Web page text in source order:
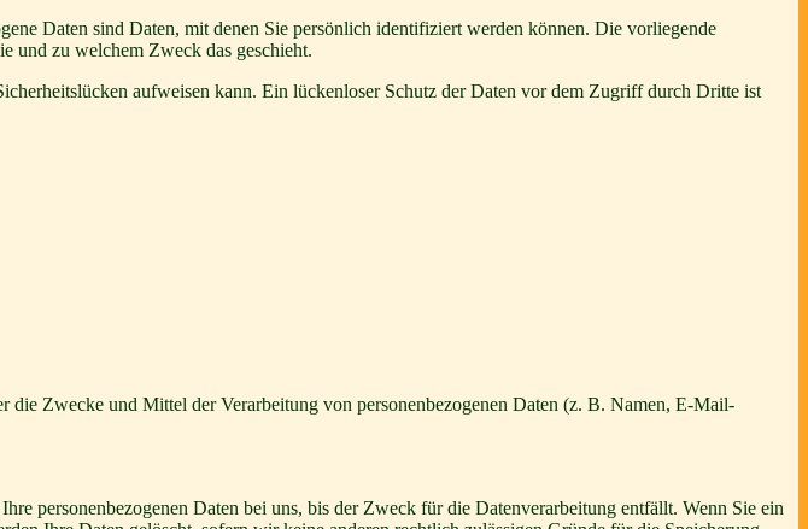
Daten sind Daten, mit denen Sie persönlich identifiziert werden können. Die vorliegende
und zu welchem Zweck das geschieht.
aufweisen kann. Ein lückenloser Schutz der Daten vor dem Zugriff durch Dritte ist
die Zwecke und Mittel der Verarbeitung von personenbezogenen Daten (z. B. Namen, E-Mail-
personenbezogenen Daten bei uns, bis der Zweck für die Datenverarbeitung entfällt. Wenn Sie ein